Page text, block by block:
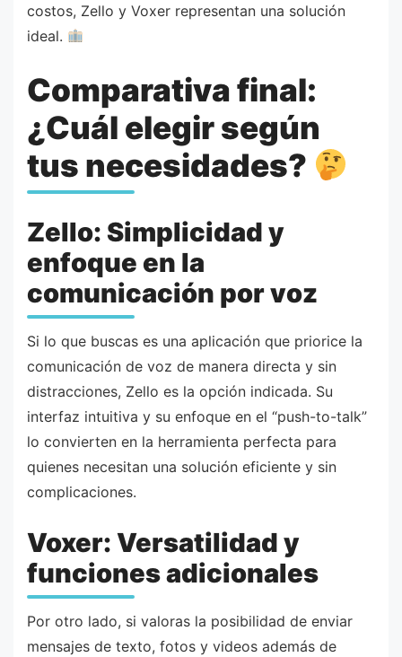
costos, Zello y Voxer representan una solución
ideal.
Comparativa final:
¿Cuál elegir según
tus necesidades?
Zello: Simplicidad y
enfoque en la
comunicación por voz
Si lo que buscas es una aplicación que priorice la
comunicación de voz de manera directa y sin
distracciones, Zello es la opción indicada. Su
interfaz intuitiva y su enfoque en el “push-to-talk”
lo convierten en la herramienta perfecta para
quienes necesitan una solución eficiente y sin
complicaciones.
Voxer: Versatilidad y
funciones adicionales
Por otro lado, si valoras la posibilidad de enviar
mensajes de texto, fotos y videos además de